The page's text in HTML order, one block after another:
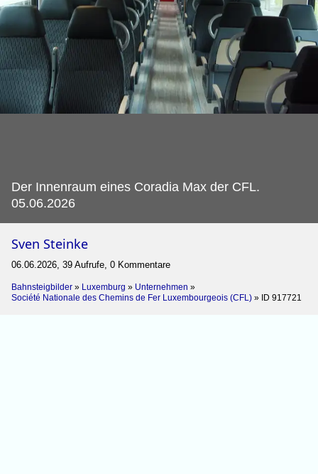
Der Innenraum eines Coradia Max der CFL.
05.06.2026
Sven Steinke
06.06.2026, 39 Aufrufe, 0 Kommentare
Bahnsteigbilder » Luxemburg » Unternehmen »
Société Nationale des Chemins de Fer Luxembourgeois (CFL) » ID 917721